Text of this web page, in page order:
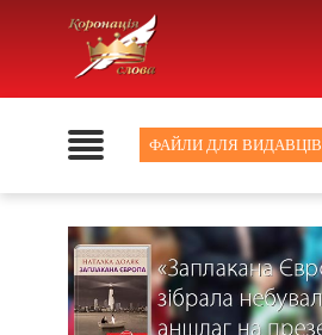
ФАЙЛИ ДЛЯ ВИДАВЦІВ